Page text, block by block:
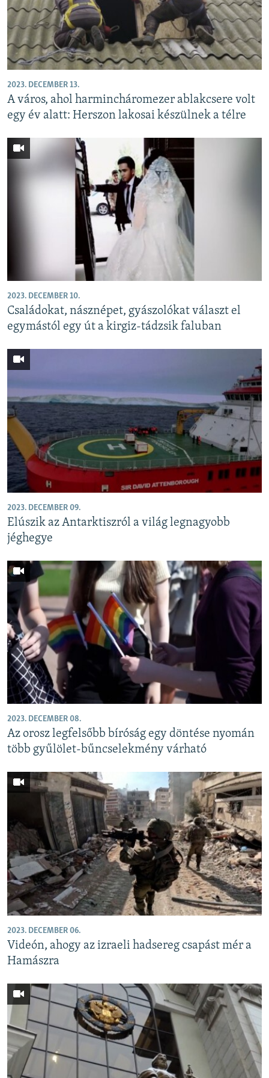
EURÓPAI UNIÓ
VILÁG
KLÍMAVÁLTOZÁS
KÖVESSEN MINKET!
Valamennyi RFE/RL weboldal
2023. DECEMBER 13.
A város, ahol harmincháromezer ablakcsere volt
egy év alatt: Herszon lakosai készülnek a télre
2023. DECEMBER 10.
Családokat, násznépet, gyászolókat választ el
egymástól egy út a kirgiz-tádzsik faluban
2023. DECEMBER 09.
Elúszik az Antarktiszról a világ legnagyobb
jéghegye
2023. DECEMBER 08.
Az orosz legfelsőbb bíróság egy döntése nyomán
több gyűlölet-bűncselekmény várható
2023. DECEMBER 06.
Videón, ahogy az izraeli hadsereg csapást mér a
Hamászra